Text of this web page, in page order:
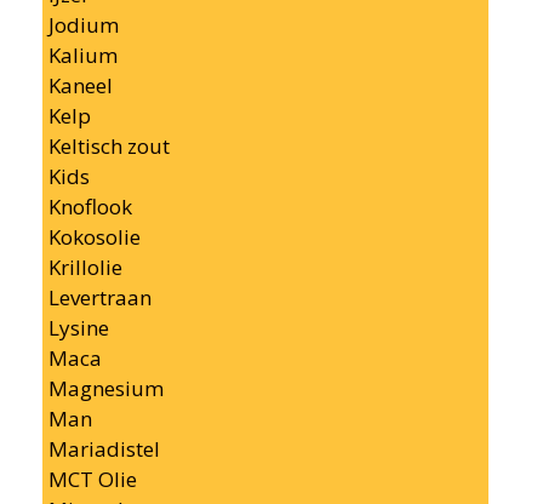
Jodium
Kalium
Kaneel
Kelp
Keltisch zout
Kids
Knoflook
Kokosolie
Krillolie
Levertraan
Lysine
Maca
Magnesium
Man
Mariadistel
MCT Olie